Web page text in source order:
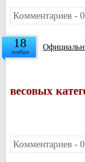
Комментариев - 0
18
ноября
весовых
Комментариев - 0